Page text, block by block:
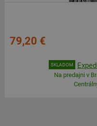
79,20 €
SKLADOM
Na predajni v